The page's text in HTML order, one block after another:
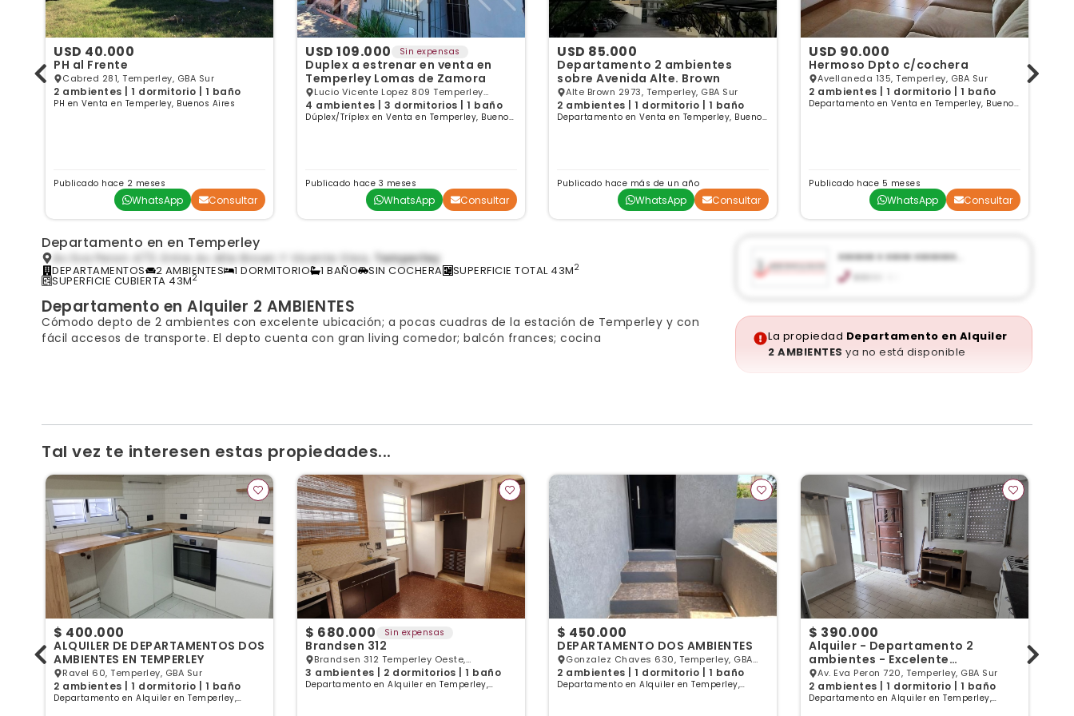
USD 40.000
PH al Frente
Cabred 281, Temperley, GBA Sur
2 ambientes | 1 dormitorio | 1 baño
PH en Venta en Temperley, Buenos Aires
Publicado hace 2 meses
WhatsApp Consultar
USD 109.000 Sin expensas
Duplex a estrenar en venta en
Temperley Lomas de Zamora
Lucio Vicente Lopez 809 Temperley
Lomas De Zamora, Temperley, GBA Sur
4 ambientes | 3 dormitorios | 1 baño
Dúplex/Tríplex en Venta en Temperley, Buenos
Publicado hace 3 meses
WhatsApp Consultar
USD 85.000
Departamento 2 ambientes
sobre Avenida Alte. Brown
Alte Brown 2973, Temperley, GBA Sur
2 ambientes | 1 dormitorio | 1 baño
Departamento en Venta en Temperley, Buenos
Publicado hace más de un año
WhatsApp Consultar
USD 90.000
Hermoso Dpto c/cochera
Avellaneda 135, Temperley, GBA Sur
2 ambientes | 1 dormitorio | 1 baño
Departamento en Venta en Temperley, Buenos
Publicado hace 5 meses
WhatsApp Consultar
Departamento en en Temperley
Av Eva Peron 473. Entre Av Alte Brown Y Vicente Stea, Temperley
DEPARTAMENTOS 2 AMBIENTES 1 DORMITORIO 1 BAÑO SIN COCHERA SUPERFICIE TOTAL 43M2
SUPERFICIE CUBIERTA 43M2
Departamento en Alquiler 2 AMBIENTES
Cómodo depto de 2 ambientes con excelente ubicación; a pocas cuadras de la estación de Temperley y con
fácil accesos de transporte. El depto cuenta con gran living comedor; balcón frances; cocina
xxxxxxx x xxxxx xxxxxxxx
xxxxxxxxxxxxx
xxxxx xxx
merchanygluck.com.ar
Ver publicaciones de la inmobiliaria
La propiedad Departamento en Alquiler
2 AMBIENTES ya no está disponible
Tal vez te interesen estas propiedades...
$ 400.000
ALQUILER DE DEPARTAMENTOS DOS
AMBIENTES EN TEMPERLEY
Ravel 60, Temperley, GBA Sur
2 ambientes | 1 dormitorio | 1 baño
Departamento en Alquiler en Temperley,
$ 680.000 Sin expensas
Brandsen 312
Brandsen 312 Temperley Oeste,
Temperley, GBA Sur
3 ambientes | 2 dormitorios | 1 baño
Departamento en Alquiler en Temperley,
$ 450.000
DEPARTAMENTO DOS AMBIENTES
Gonzalez Chaves 630, Temperley, GBA
Sur
2 ambientes | 1 dormitorio | 1 baño
Departamento en Alquiler en Temperley,
$ 390.000
Alquiler - Departamento 2
ambientes - Excelente
Ubicacion!!! Sin Expensas !!!
Av. Eva Peron 720, Temperley, GBA Sur
2 ambientes | 1 dormitorio | 1 baño
Departamento en Alquiler en Temperley,